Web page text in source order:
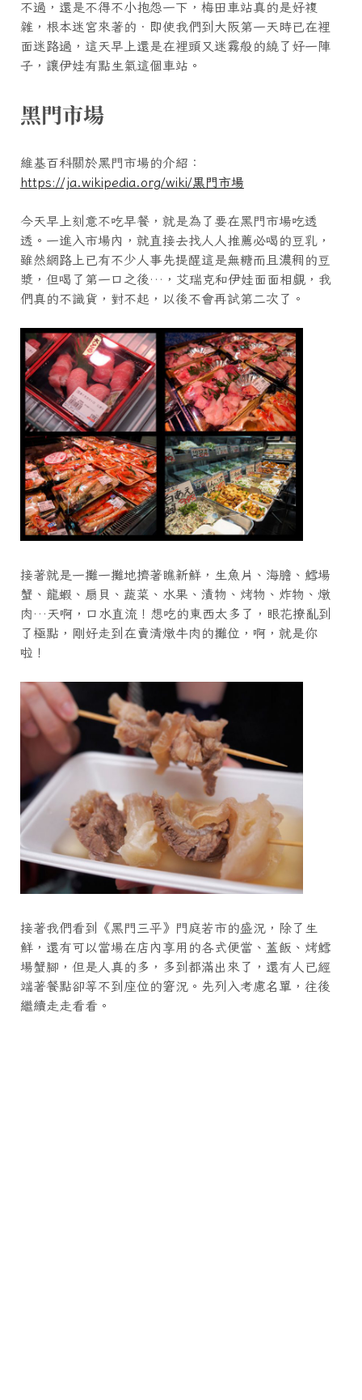
不過，還是不得不小抱怨一下，梅田車站真的是好複
雜，根本迷宮來著的．即使我們到大阪第一天時已在裡
面迷路過，這天早上還是在裡頭又迷霧般的繞了好一陣
子，讓伊娃有點生氣這個車站。
黑門市場
維基百科關於黑門市場的介紹：
https://ja.wikipedia.org/wiki/黒門市場
今天早上刻意不吃早餐，就是為了要在黑門市場吃透
透。一進入市場內，就直接去找人人推薦必喝的豆乳，
雖然網路上已有不少人事先提醒這是無糖而且濃稠的豆
漿，但喝了第一口之後…，艾瑞克和伊娃面面相覷，我
們真的不識貨，對不起，以後不會再試第二次了。
接著就是一攤一攤地擠著瞧新鮮，生魚片、海膽、鱈場
蟹、龍蝦、扇貝、蔬菜、水果、漬物、烤物、炸物、燉
肉…天啊，口水直流！想吃的東西太多了，眼花撩亂到
了極點，剛好走到在賣清燉牛肉的攤位，啊，就是你
啦！
接著我們看到《黑門三平》門庭若市的盛況，除了生
鮮，還有可以當場在店內享用的各式便當、蓋飯、烤鱈
場蟹腳，但是人真的多，多到都滿出來了，還有人已經
端著餐點卻等不到座位的窘況。先列入考慮名單，往後
繼續走走看看。